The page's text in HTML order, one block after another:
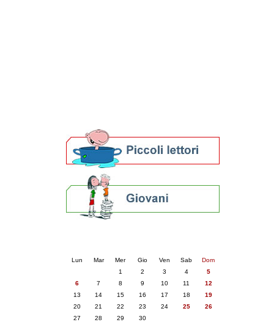
Lun Mar Mer Gio Ven Sab
Dom
1
2 3 4
5
6
7 8 9 10 11
12
13
14 15 16 17 18
19
20
21 22 23 24 25
26
27
28 29 30